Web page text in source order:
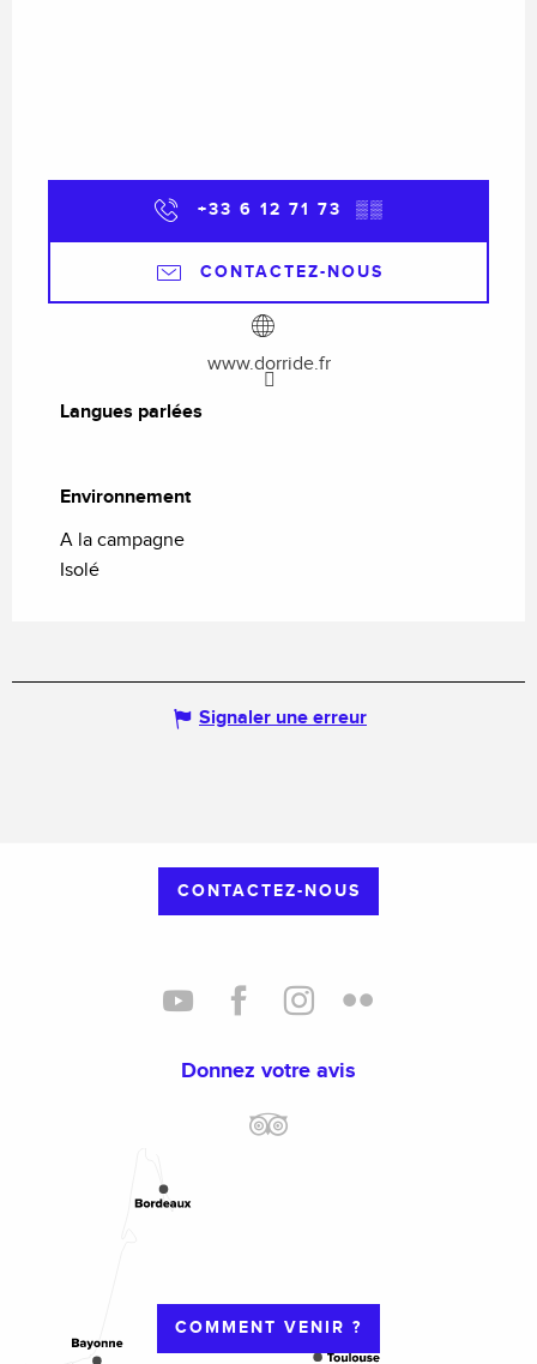
+33 6 12 71 73 ▒▒
CONTACTEZ-NOUS
www.dorride.fr
Langues parlées
Langues parlées
Environnement
Environnement
A la campagne
Isolé
Signaler une erreur
CONTACTEZ-NOUS
Donnez votre avis
COMMENT VENIR ?